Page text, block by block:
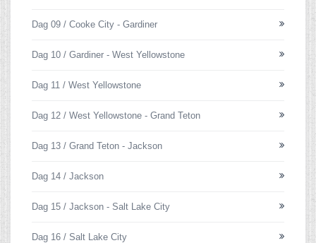
Dag 09 / Cooke City - Gardiner
Dag 10 / Gardiner - West Yellowstone
Dag 11 / West Yellowstone
Dag 12 / West Yellowstone - Grand Teton
Dag 13 / Grand Teton - Jackson
Dag 14 / Jackson
Dag 15 / Jackson - Salt Lake City
Dag 16 / Salt Lake City